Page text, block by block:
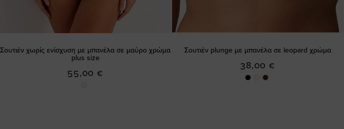
Σουτιέν χωρίς ενίσχυση με μπανέλα σε μαύρο χρώμα
plus size
55,00 €
Σουτιέν plunge με μπανέλα σε leopard χρώμα
38,00 €